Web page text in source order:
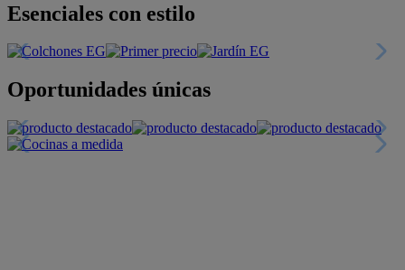
Esenciales con estilo
Oportunidades únicas